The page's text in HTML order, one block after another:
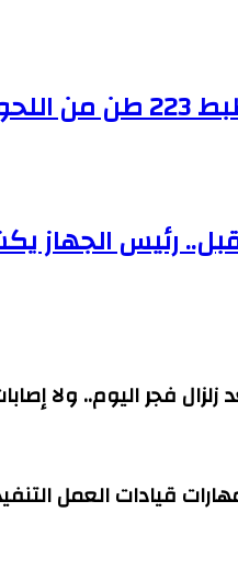
رئيس
فجر اليوم.. ولا
قيادات العمل